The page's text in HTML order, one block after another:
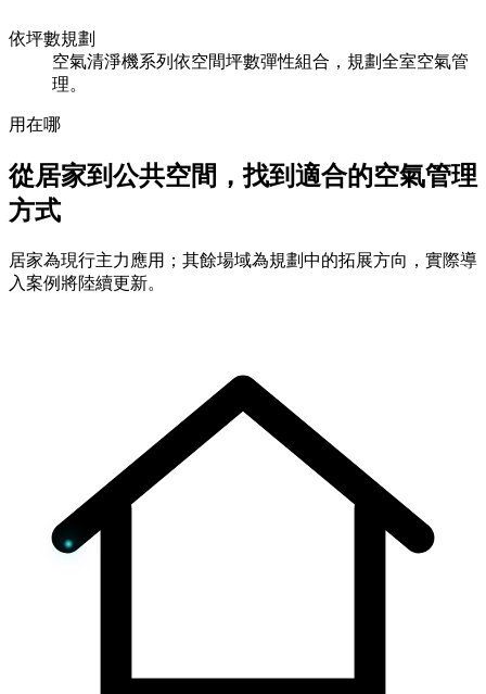
依坪數規劃
空氣清淨機系列依空間坪數彈性組合，規劃全室空氣管
理。
用在哪
從居家到公共空間，找到適合的空氣管理
方式
居家為現行主力應用；其餘場域為規劃中的拓展方向，實際導
入案例將陸續更新。